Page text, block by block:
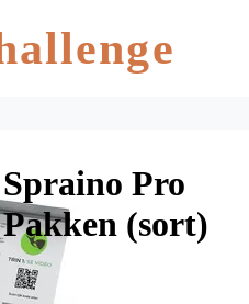
Spraino Pro
Pakken (sort)